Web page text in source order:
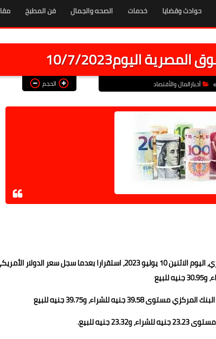
حوادث وقضايا خدمات الصحه والجمال فن المطبخ
اليوم10/7/2023
أخبارالمال والأقتصاد الحجم
شهدت أسعار العملات مقابل الجنيه داخل البنك المركزي المصري، اليوم الاثنين 10 يوليو 2023، استقرارا بعدما سجل سعر الدولار
للشراء، و39.75 جنيه للبيع
للبيع.